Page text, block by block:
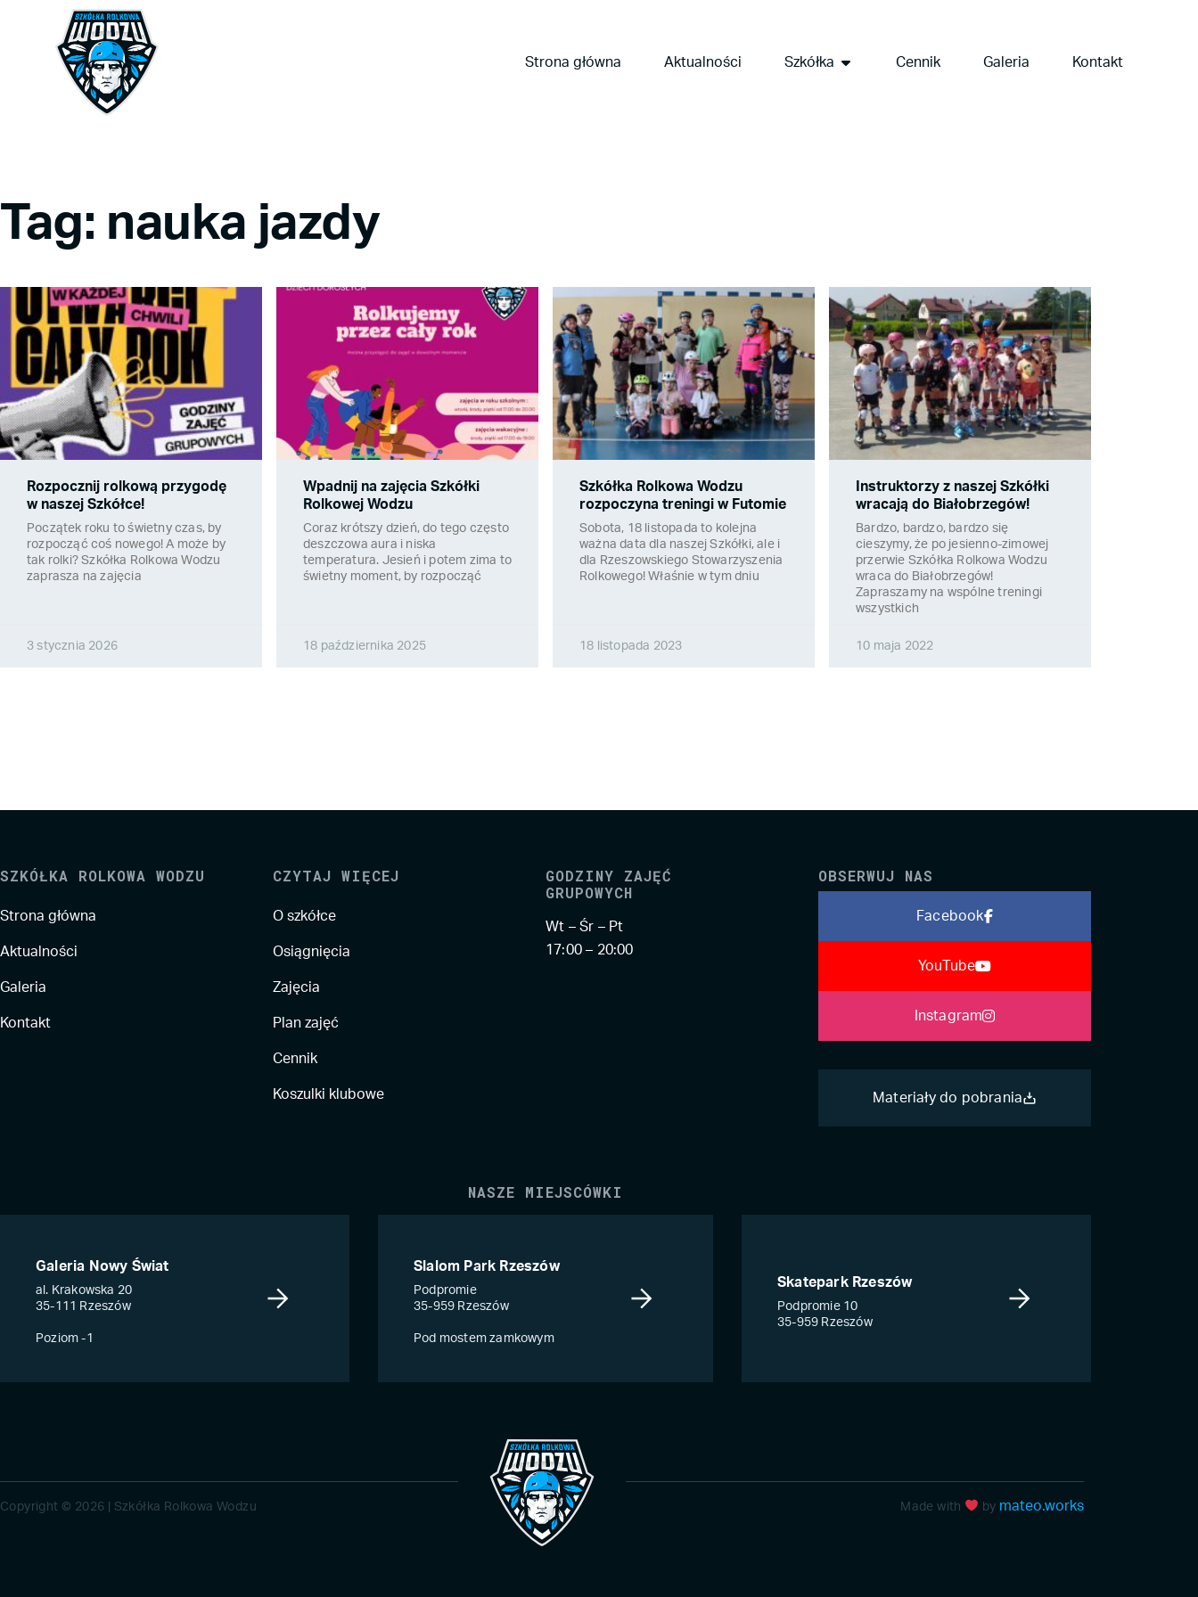
Strona główna Aktualności Szkółka Cennik Galeria Kontakt
Tag: nauka jazdy
Rozpocznij rolkową przygodę
w naszej Szkółce!
Początek roku to świetny czas, by
rozpocząć coś nowego! A może by
tak rolki? Szkółka Rolkowa Wodzu
zaprasza na zajęcia
3 stycznia 2026
Wpadnij na zajęcia Szkółki
Rolkowej Wodzu
Coraz krótszy dzień, do tego często
deszczowa aura i niska
temperatura. Jesień i potem zima to
świetny moment, by rozpocząć
18 października 2025
Szkółka Rolkowa Wodzu
rozpoczyna treningi w Futomie
Sobota, 18 listopada to kolejna
ważna data dla naszej Szkółki, ale i
dla Rzeszowskiego Stowarzyszenia
Rolkowego! Właśnie w tym dniu
18 listopada 2023
Instruktorzy z naszej Szkółki
wracają do Białobrzegów!
Bardzo, bardzo, bardzo się
cieszymy, że po jesienno-zimowej
przerwie Szkółka Rolkowa Wodzu
wraca do Białobrzegów!
Zapraszamy na wspólne treningi
wszystkich
10 maja 2022
SZKÓŁKA ROLKOWA WODZU
Strona główna
Aktualności
Galeria
Kontakt
CZYTAJ WIĘCEJ
O szkółce
Osiągnięcia
Zajęcia
Plan zajęć
Cennik
Koszulki klubowe
GODZINY ZAJĘĆ
GRUPOWYCH
Wt – Śr – Pt
17:00 – 20:00
OBSERWUJ NAS
Facebook
YouTube
Instagram
Materiały do pobrania
NASZE MIEJSCÓWKI
Galeria Nowy Świat
al. Krakowska 20
35-111 Rzeszów
Poziom -1
Slalom Park Rzeszów
Podpromie
35-959 Rzeszów
Pod mostem zamkowym
Skatepark Rzeszów
Podpromie 10
35-959 Rzeszów
Copyright © 2026 | Szkółka Rolkowa Wodzu Made with by mateo.works